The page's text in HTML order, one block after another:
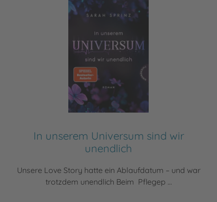
In unserem Universum sind wir
unendlich
Unsere Love Story hatte ein Ablaufdatum – und war
trotzdem unendlich Beim Pflegep ...